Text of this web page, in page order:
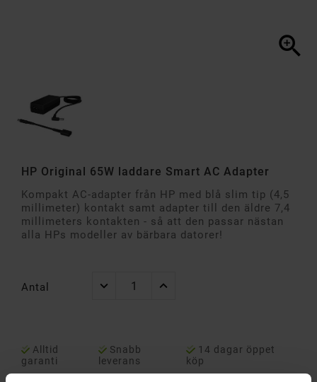

HP Original 65W laddare Smart AC Adapter
Kompakt AC-adapter från HP med blå slim tip (4,5
millimeter) kontakt samt adapter till den äldre 7,4
millimeters kontakten - så att den passar nästan
alla HPs modeller av bärbara datorer!
Antal
Alltid
garanti
Snabb
leverans
14 dagar öppet
köp